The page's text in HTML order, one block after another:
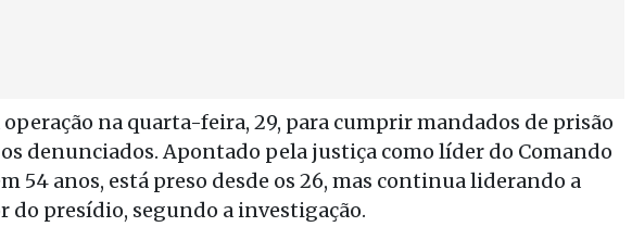
na quarta-feira, 29, para cumprir mandados de prisão
denunciados. Apontado pela justiça como líder do Comando
54 anos, está preso desde os 26, mas continua liderando a
presídio, segundo a investigação.